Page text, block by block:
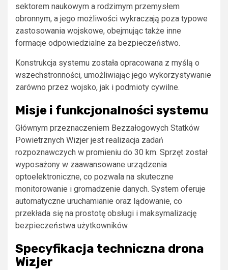
sektorem naukowym a rodzimym przemysłem
obronnym, a jego możliwości wykraczają poza typowe
zastosowania wojskowe, obejmując także inne
formacje odpowiedzialne za bezpieczeństwo.
Konstrukcja systemu została opracowana z myślą o
wszechstronności, umożliwiając jego wykorzystywanie
zarówno przez wojsko, jak i podmioty cywilne.
Misje i funkcjonalności systemu
Głównym przeznaczeniem Bezzałogowych Statków
Powietrznych Wizjer jest realizacja zadań
rozpoznawczych w promieniu do 30 km. Sprzęt został
wyposażony w zaawansowane urządzenia
optoelektroniczne, co pozwala na skuteczne
monitorowanie i gromadzenie danych. System oferuje
automatyczne uruchamianie oraz lądowanie, co
przekłada się na prostotę obsługi i maksymalizację
bezpieczeństwa użytkowników.
Specyfikacja techniczna drona
Wizjer